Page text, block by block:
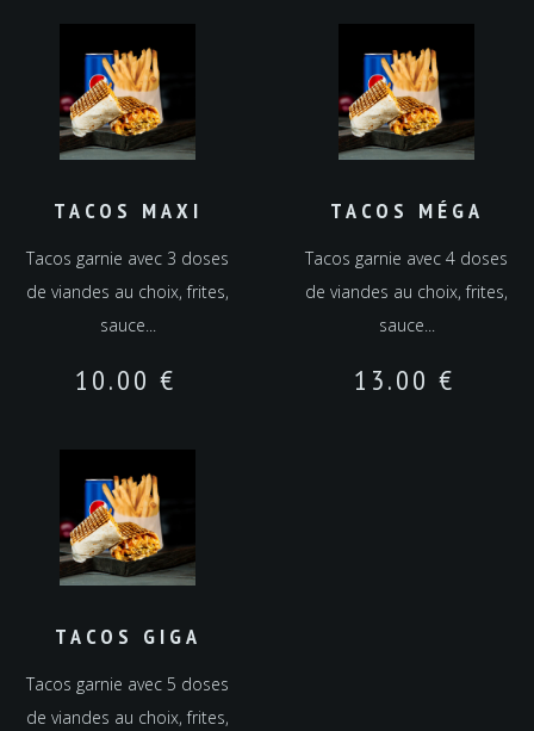
TACOS MAXI
Tacos garnie avec 3 doses
de viandes au choix, frites,
sauce...
10.00 €
TACOS MÉGA
Tacos garnie avec 4 doses
de viandes au choix, frites,
sauce...
13.00 €
TACOS GIGA
Tacos garnie avec 5 doses
de viandes au choix, frites,